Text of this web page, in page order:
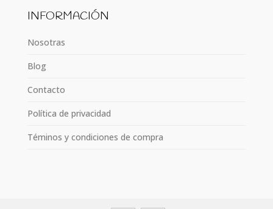
INFORMACIÓN
Nosotras
Blog
Contacto
Política de privacidad
Téminos y condiciones de compra